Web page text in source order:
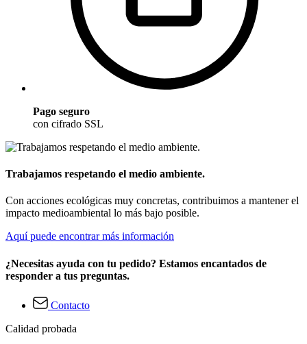
Pago seguro
con cifrado SSL
Trabajamos respetando el medio ambiente.
Con acciones ecológicas muy concretas, contribuimos a mantener el
impacto medioambiental lo más bajo posible.
Aquí puede encontrar más información
¿Necesitas ayuda con tu pedido? Estamos encantados de
responder a tus preguntas.
Contacto
Calidad probada